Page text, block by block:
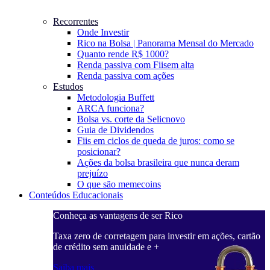
Recorrentes
Onde Investir
Rico na Bolsa | Panorama Mensal do Mercado
Quanto rende R$ 1000?
Renda passiva com Fiisem alta
Renda passiva com ações
Estudos
Metodologia Buffett
ARCA funciona?
Bolsa vs. corte da Selicnovo
Guia de Dividendos
Fiis em ciclos de queda de juros: como se
posicionar?
Ações da bolsa brasileira que nunca deram
prejuízo
O que são memecoins
Conteúdos Educacionais
Conheça as vantagens de ser Rico
Taxa zero de corretagem para investir em ações, cartão
de crédito sem anuidade e +
Saiba mais